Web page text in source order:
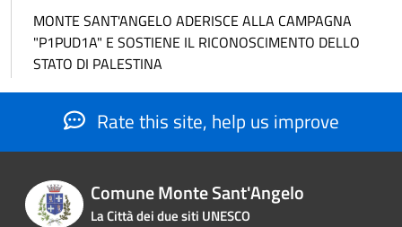
MONTE SANT'ANGELO ADERISCE ALLA CAMPAGNA
"P1PUD1A" E SOSTIENE IL RICONOSCIMENTO DELLO
STATO DI PALESTINA
Rate this site, help us improve
Comune Monte Sant'Angelo
La Città dei due siti UNESCO